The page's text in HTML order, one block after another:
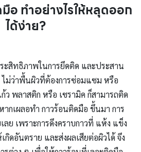
อ ทำอย่างไรให้หลุดออก
ได้ง่าย?
สิทธิภาพในการยึดติด และประสาน
ไม่ว่าพื้นผิวที่ต้องการซ่อมแซม หรือ
ว พลาสติก หรือ เซรามิค ก็สามารถติด
ากเผลอทำ กาวร้อนติดมือ ขึ้นมา การ
ลย เพราะการดึงคราบกาวที่ แห้ง แข็ง
ดอันตราย และส่งผลเสียต่อผิวได้ จึง